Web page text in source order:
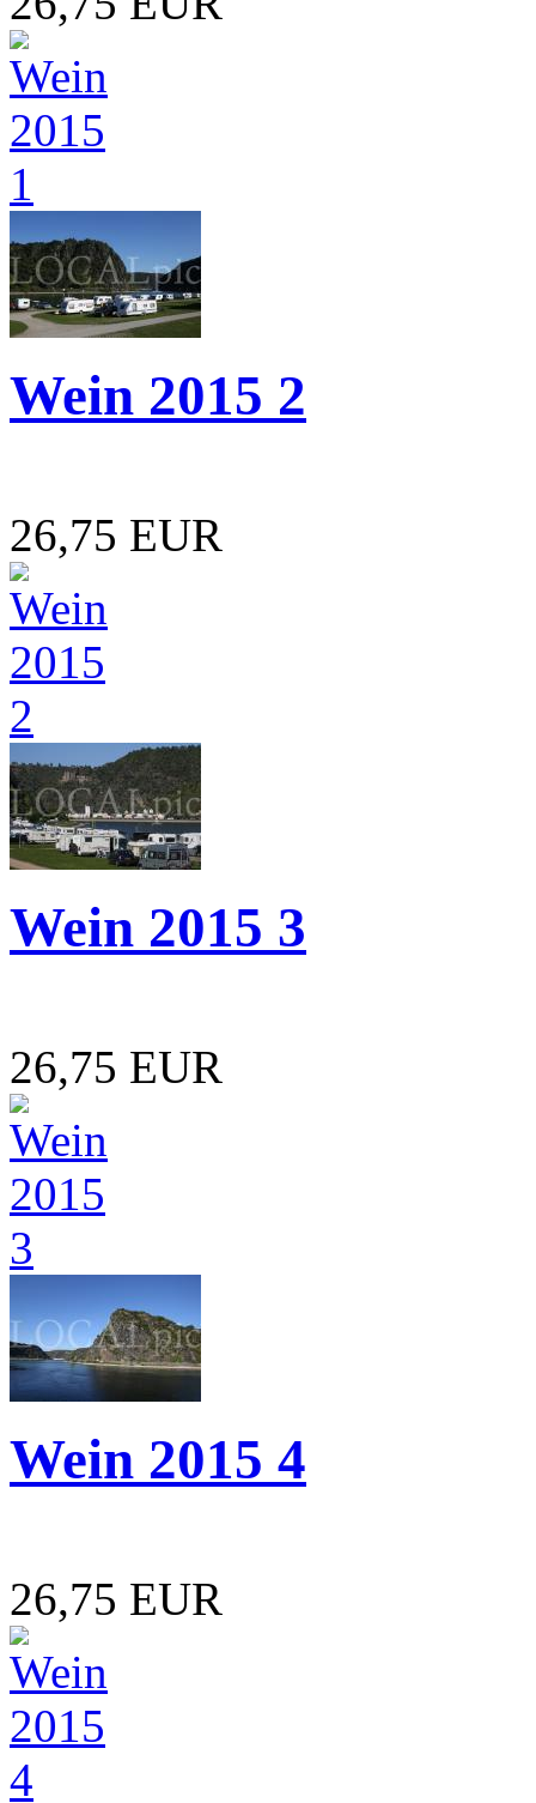
Wein 2015 2
26,75 EUR
Wein 2015 3
26,75 EUR
Wein 2015 4
26,75 EUR